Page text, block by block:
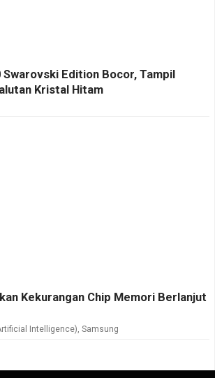
Edition Bocor, Tampil
Kristal Hitam
Kekurangan Chip Memori Berlanjut
Intelligence), Samsung